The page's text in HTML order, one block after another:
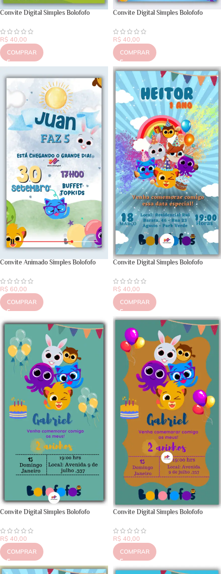
Convite Digital Simples Bolofofo
R$ 40,00
COMPRAR
Convite Digital Simples Bolofofo
R$ 40,00
COMPRAR
Convite Animado Simples Bolofofo
R$ 60,00
COMPRAR
Convite Digital Simples Bolofofo
R$ 40,00
COMPRAR
Convite Digital Simples Bolofofo
R$ 40,00
COMPRAR
Convite Digital Simples Bolofofo
R$ 40,00
COMPRAR